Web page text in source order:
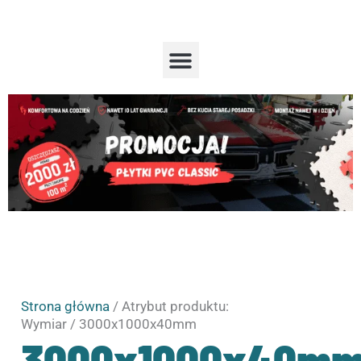
Menu
Strona główna / Atrybut produktu:
Wymiar / 3000x1000x40mm